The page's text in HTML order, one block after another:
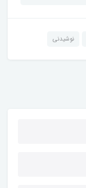
نوشیدنی